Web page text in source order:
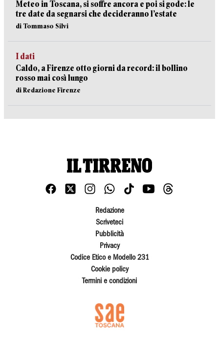
Meteo in Toscana, si soffre ancora e poi si gode: le
tre date da segnarsi che decideranno l’estate
di Tommaso Silvi
I dati
Caldo, a Firenze otto giorni da record: il bollino
rosso mai così lungo
di Redazione Firenze
Redazione
Scriveteci
Pubblicità
Privacy
Codice Etico e Modello 231
Cookie policy
Termini e condizioni